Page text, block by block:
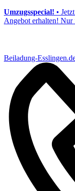
Umzugsspecial! •
Angebot erhalten!
Beiladung-